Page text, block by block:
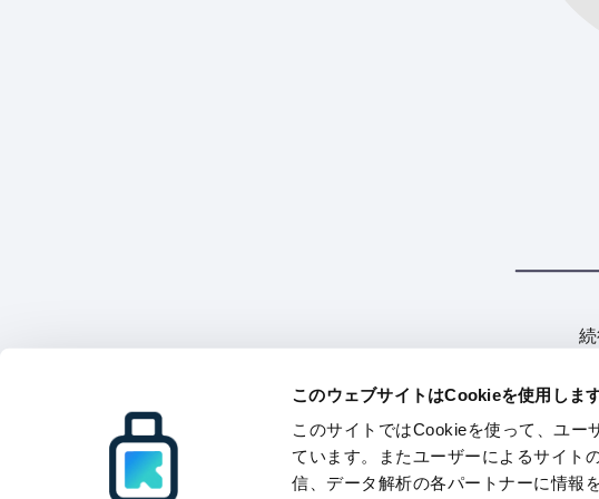
このウェブサイトはCookieを使用しま
このサイトではCookieを使って、ユー
ています。またユーザーによるサイト
信、データ解析の各パートナーに情報